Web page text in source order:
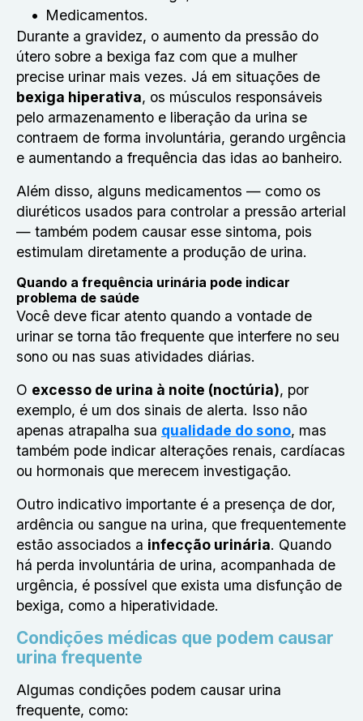
Medicamentos.
Durante a gravidez, o aumento da pressão do
útero sobre a bexiga faz com que a mulher
precise urinar mais vezes. Já em situações de
bexiga hiperativa, os músculos responsáveis
pelo armazenamento e liberação da urina se
contraem de forma involuntária, gerando urgência
e aumentando a frequência das idas ao banheiro.
Além disso, alguns medicamentos — como os
diuréticos usados para controlar a pressão arterial
— também podem causar esse sintoma, pois
estimulam diretamente a produção de urina.
Quando a frequência urinária pode indicar
problema de saúde
Você deve ficar atento quando a vontade de
urinar se torna tão frequente que interfere no seu
sono ou nas suas atividades diárias.
O excesso de urina à noite (noctúria), por
exemplo, é um dos sinais de alerta. Isso não
apenas atrapalha sua qualidade do sono, mas
também pode indicar alterações renais, cardíacas
ou hormonais que merecem investigação.
Outro indicativo importante é a presença de dor,
ardência ou sangue na urina, que frequentemente
estão associados a infecção urinária. Quando
há perda involuntária de urina, acompanhada de
urgência, é possível que exista uma disfunção de
bexiga, como a hiperatividade.
Condições médicas que podem causar
urina frequente
Algumas condições podem causar urina
frequente, como: